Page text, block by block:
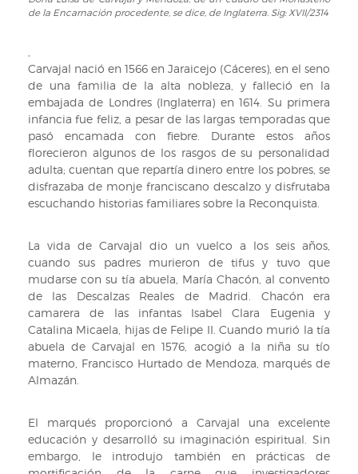
Luisa
y
Mendoza,
de
un
cuadro
del
Monasterio
de
la
se
dice,
de
Inglaterra.
Sig:
XVII/2314
de la Encarnación procedente, se dice, de Inglaterra. Sig: XVII/2314
Carvajal nació en 1566 en Jaraicejo (Cáceres), en el seno
de una familia de la alta nobleza, y falleció en la
embajada de Londres (Inglaterra) en 1614. Su primera
infancia fue feliz, a pesar de las largas temporadas que
pasó encamada con fiebre. Durante estos años
florecieron algunos de los rasgos de su personalidad
adulta; cuentan que repartía dinero entre los pobres, se
disfrazaba de monje franciscano descalzo y disfrutaba
escuchando historias familiares sobre la Reconquista.
La vida de Carvajal dio un vuelco a los seis años,
cuando sus padres murieron de tifus y tuvo que
mudarse con su tía abuela, María Chacón, al convento
de las Descalzas Reales de Madrid. Chacón era
camarera de las infantas Isabel Clara Eugenia y
Catalina Micaela, hijas de Felipe II. Cuando murió la tía
abuela de Carvajal en 1576, acogió a la niña su tío
materno, Francisco Hurtado de Mendoza, marqués de
Almazán.
El marqués proporcionó a Carvajal una excelente
educación y desarrolló su imaginación espiritual. Sin
embargo, le introdujo también en prácticas de